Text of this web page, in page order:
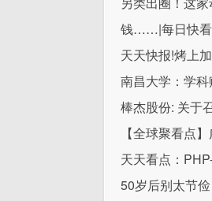
钱……|每日快看
天天快报!烤上
南昌大学：学
棒杰股份: 关于
【全球聚看点
天天看点：
50岁后别太节